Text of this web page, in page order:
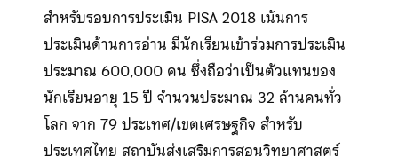
สำหรับรอบการประเมิน PISA 2018 เน้นการ
ประเมินด้านการอ่าน มีนักเรียนเข้าร่วมการประเมิน
ประมาณ 600,000 คน ซึ่งถือว่าเป็นตัวแทนของ
นักเรียนอายุ 15 ปี จำนวนประมาณ 32 ล้านคนทั่ว
โลก จาก 79 ประเทศ/เขตเศรษฐกิจ สำหรับ
ประเทศไทย สถาบันส่งเสริมการสอนวิทยาศาสตร์